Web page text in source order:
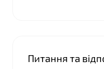
Питання та